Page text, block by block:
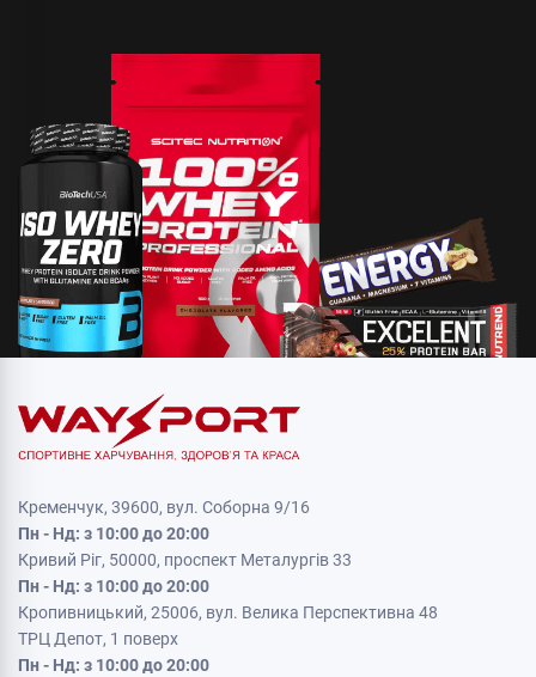
Кременчук, 39600, вул. Соборна 9/16
Пн - Нд: з 10:00 до 20:00
Кривий Ріг, 50000, проспект Металургів 33
Пн - Нд: з 10:00 до 20:00
Кропивницький, 25006, вул. Велика Перспективна 48
ТРЦ Депот, 1 поверх
Пн - Нд: з 10:00 до 20:00